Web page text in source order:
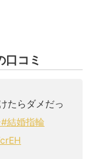
口コミ
たらダメだっ
#結婚指輪